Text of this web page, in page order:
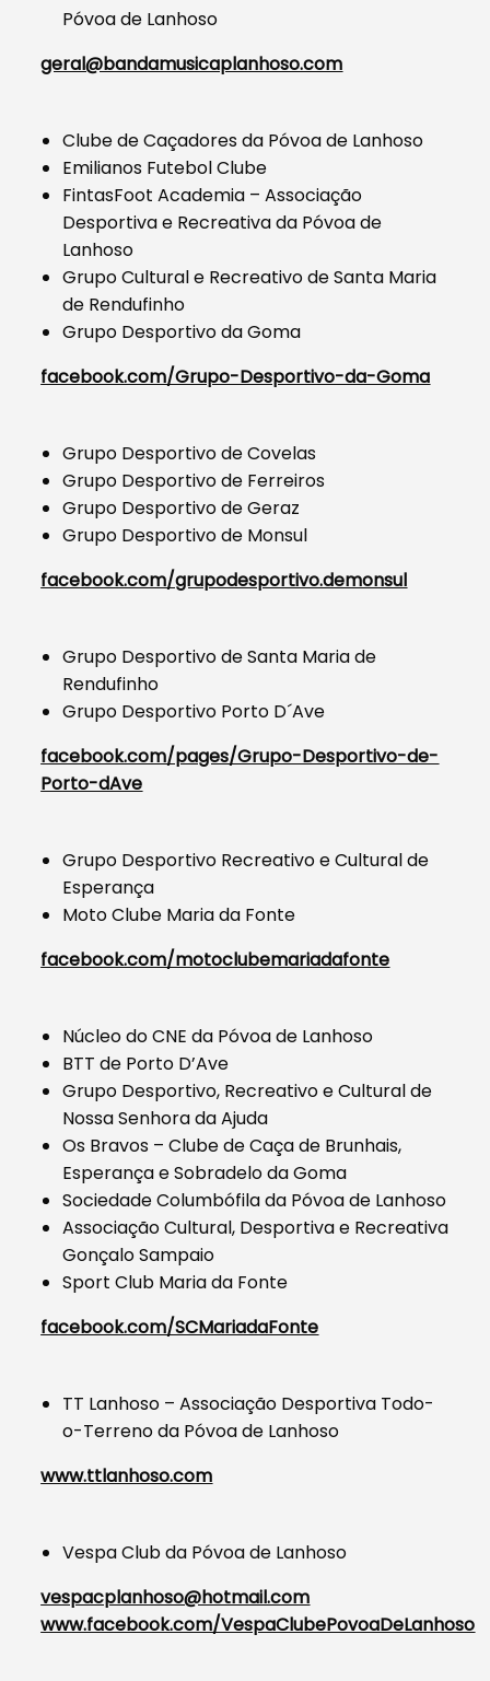
Póvoa de Lanhoso
geral@bandamusicaplanhoso.com
Clube de Caçadores da Póvoa de Lanhoso
Emilianos Futebol Clube
FintasFoot Academia – Associação
Desportiva e Recreativa da Póvoa de
Lanhoso
Grupo Cultural e Recreativo de Santa Maria
de Rendufinho
Grupo Desportivo da Goma
facebook.com/Grupo-Desportivo-da-Goma
Grupo Desportivo de Covelas
Grupo Desportivo de Ferreiros
Grupo Desportivo de Geraz
Grupo Desportivo de Monsul
facebook.com/grupodesportivo.demonsul
Grupo Desportivo de Santa Maria de
Rendufinho
Grupo Desportivo Porto D´Ave
facebook.com/pages/Grupo-Desportivo-de-
Porto-dAve
Grupo Desportivo Recreativo e Cultural de
Esperança
Moto Clube Maria da Fonte
facebook.com/motoclubemariadafonte
Núcleo do CNE da Póvoa de Lanhoso
BTT de Porto D’Ave
Grupo Desportivo, Recreativo e Cultural de
Nossa Senhora da Ajuda
Os Bravos – Clube de Caça de Brunhais,
Esperança e Sobradelo da Goma
Sociedade Columbófila da Póvoa de Lanhoso
Associação Cultural, Desportiva e Recreativa
Gonçalo Sampaio
Sport Club Maria da Fonte
facebook.com/SCMariadaFonte
TT Lanhoso – Associação Desportiva Todo-
o-Terreno da Póvoa de Lanhoso
www.ttlanhoso.com
Vespa Club da Póvoa de Lanhoso
vespacplanhoso@hotmail.com
www.facebook.com/VespaClubePovoaDeLanhoso